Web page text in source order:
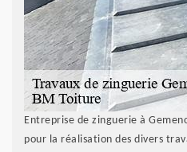
Entreprise de zinguerie à
pour la réalisation des divers